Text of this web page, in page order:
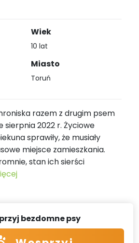
Wiek
10 lat
Miasto
Toruń
razem z drugim psem
sierpnia 2022 r. Życiowe
sprawiły, że musiały
miejsce zamieszkania.
stan ich sierści
bezdomne psy